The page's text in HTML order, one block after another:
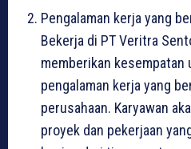
Pengalaman kerja yang
Bekerja di PT Veritra
memberikan kesempatan
pengalaman kerja yang
perusahaan. Karyawan
proyek dan pekerjaan